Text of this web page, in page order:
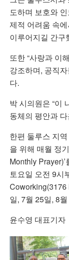
도하며 보호와
제적 어려움 속
이루어지길 간구
또한 “사랑과 이
강조하며, 공직
다.
박 시의원은 “이
동체의 평안과
한편 둘루스 지
을 위해 매월 정
Monthly
토요일 오전 9시
Coworking(3176
일, 7월 25일, 8
윤수영 대표기자